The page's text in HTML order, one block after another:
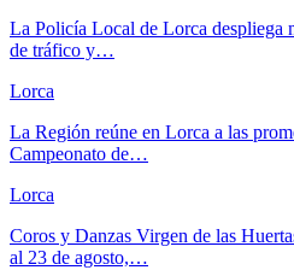
La Policía Local de Lorca despliega
de tráfico y…
Lorca
La Región reúne en Lorca a las
Campeonato de…
Lorca
Coros y Danzas Virgen de las
al 23 de agosto,…